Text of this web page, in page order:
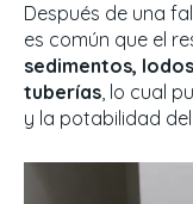
Después de una
es común que el
sedimentos,
tuberías, lo cual
y la potabilidad